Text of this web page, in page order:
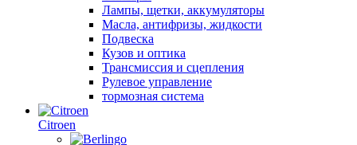
Лампы, щетки, аккумуляторы
Масла, антифризы, жидкости
Подвеска
Кузов и оптика
Трансмиссия и сцепления
Рулевое управление
тормозная система
Citroen